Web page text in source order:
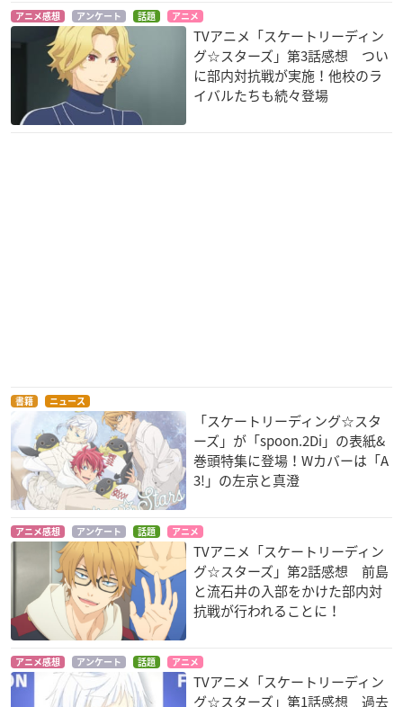
アニメ感想 アンケート 話題 アニメ
TVアニメ「スケートリーディン
グ☆スターズ」第3話感想 つい
に部内対抗戦が実施！他校のラ
イバルたちも続々登場
書籍 ニュース
「スケートリーディング☆スタ
ーズ」が「spoon.2Di」の表紙&
巻頭特集に登場！Wカバーは「A
3!」の左京と真澄
アニメ感想 アンケート 話題 アニメ
TVアニメ「スケートリーディン
グ☆スターズ」第2話感想 前島
と流石井の入部をかけた部内対
抗戦が行われることに！
アニメ感想 アンケート 話題 アニメ
TVアニメ「スケートリーディン
グ☆スターズ」第1話感想 過去